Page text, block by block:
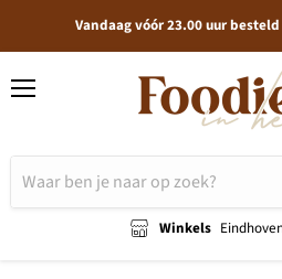
Vandaag vóór 23.00 uur
Winkels